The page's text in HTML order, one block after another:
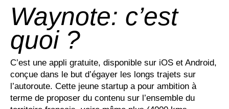
Waynote: c’est
quoi ?
C’est une appli gratuite, disponible sur iOS et Android,
conçue dans le but d’égayer les longs trajets sur
l’autoroute. Cette jeune startup a pour ambition à
terme de proposer du contenu sur l’ensemble du